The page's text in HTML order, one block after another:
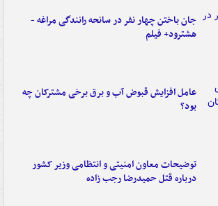
جان باختن چهار نفر در سانحه رانندگی مراغه -
هشترود+ فیلم
عامل افزایش قبوض آب و برق برخی مشترکان چه
بود؟
توضیحات معاون امنیتی و انتظامی وزیر کشور
درباره قتل حمیدرضا رجب زاده